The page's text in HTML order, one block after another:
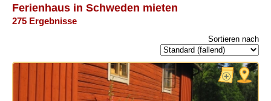
Ferienhaus in Schweden mieten
275 Ergebnisse
Sortieren nach